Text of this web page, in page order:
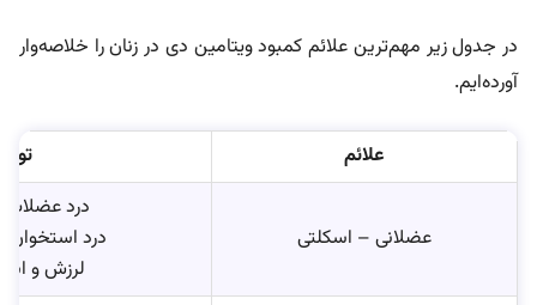
در جدول زیر مهم‌ترین علائم کمبود ویتامین دی در زنان را خلاصه‌وار
آورده‌ایم.
علائم
عضلانی – اسکلتی
درد عضلات
درد استخوان
لرزش و